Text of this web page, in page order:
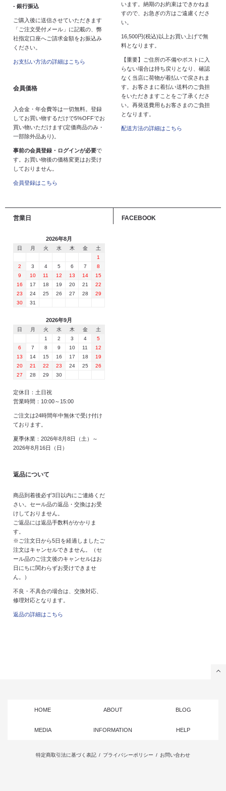
- 銀行振込
ご購入後に送信させていただきます
「ご注文受付メール」に記載の、弊
社指定口座へご請求金額をお振込み
ください。
お支払い方法の詳細はこちら
会員価格
入会金・年会費等は一切無料。登録
してお買い物するだけで5%OFFでお
買い物いただけます(定価商品のみ・
一部除外品あり)。
事前の会員登録・ログインが必要で
す。お買い物後の価格変更はお受け
しておりません。
会員登録はこちら
います。納期のお約束はできかねま
すので、お急ぎの方はご遠慮くださ
い。
16,500円(税込)以上お買い上げで無
料となります。
【重要】ご住所の不備やポストに入
らない場合は持ち戻りとなり、確認
なく当店に荷物が着払いで戻されま
す。お客さまに着払い送料のご負担
をいただきますことをご了承くださ
い。再発送費用もお客さまのご負担
となります。
配送方法の詳細はこちら
営業日
2026年8月
日 月 火 水 木 金
土
1
2
3 4 5 6 7
8
9
10 11 12 13 14
15
16
17 18 19 20 21
22
23
24 25 26 27 28
29
30
31
2026年9月
日 月 火 水 木 金
土
1
2 3 4
5
6
7 8 9 10 11
12
13
14 15 16 17 18
19
20
21 22 23 24 25
26
27
28 29 30
定休日：土日祝
営業時間：10:00～15:00
ご注文は24時間年中無休で受け付け
ております。
夏季休業：2026年8月8日（土）～
2026年8月16日（日）
返品について
商品到着後必ず3日以内にご連絡くだ
さい。セール品の返品・交換はお受
けしておりません。
ご返品には返品手数料がかかりま
す。
※ご注文日から5日を経過しましたご
注文はキャンセルできません。（セ
ール品のご注文後のキャンセルはお
日にちに関わらずお受けできませ
ん。）
不良・不具合の場合は、交換対応、
修理対応となります。
返品の詳細はこちら
FACEBOOK
HOME ABOUT BLOG
MEDIA INFORMATION HELP
特定商取引法に基づく表記 / プライバシーポリシー / お問い合わせ